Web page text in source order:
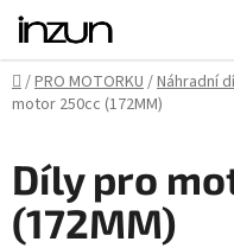
Přejít
obsah
Domů
/PRO MOTORKU/Náhradní
motor 250cc (172MM)
Díly pro
(172MM)